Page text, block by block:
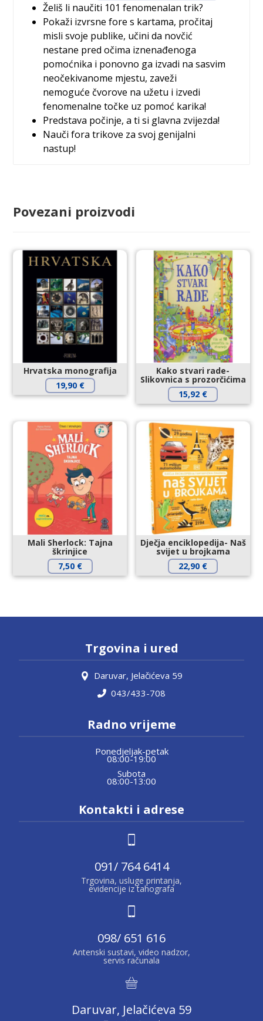
Želiš li naučiti 101 fenomenalan trik?
Pokaži izvrsne fore s kartama, pročitaj
misli svoje publike, učini da novčić
nestane pred očima iznenađenoga
pomoćnika i ponovno ga izvadi na sasvim
neočekivanome mjestu, zaveži
nemoguće čvorove na užetu i izvedi
fenomenalne točke uz pomoć karika!
Predstava počinje, a ti si glavna zvijezda!
Nauči fora trikove za svoj genijalni
nastup!
Povezani proizvodi
Hrvatska monografija
19,90 €
Kako stvari rade-
Slikovnica s prozorčićima
15,92 €
Mali Sherlock: Tajna
škrinjice
7,50 €
Dječja enciklopedija- Naš
svijet u brojkama
22,90 €
Trgovina i ured
Daruvar, Jelačićeva 59
043/433-708
Radno vrijeme
Ponedjeljak-petak
08:00-19:00
Subota
08:00-13:00
Kontakti i adrese
091/ 764 6414
Trgovina, usluge printanja,
evidencije iz tahografa
098/ 651 616
Antenski sustavi, video nadzor,
servis računala
Daruvar, Jelačićeva 59